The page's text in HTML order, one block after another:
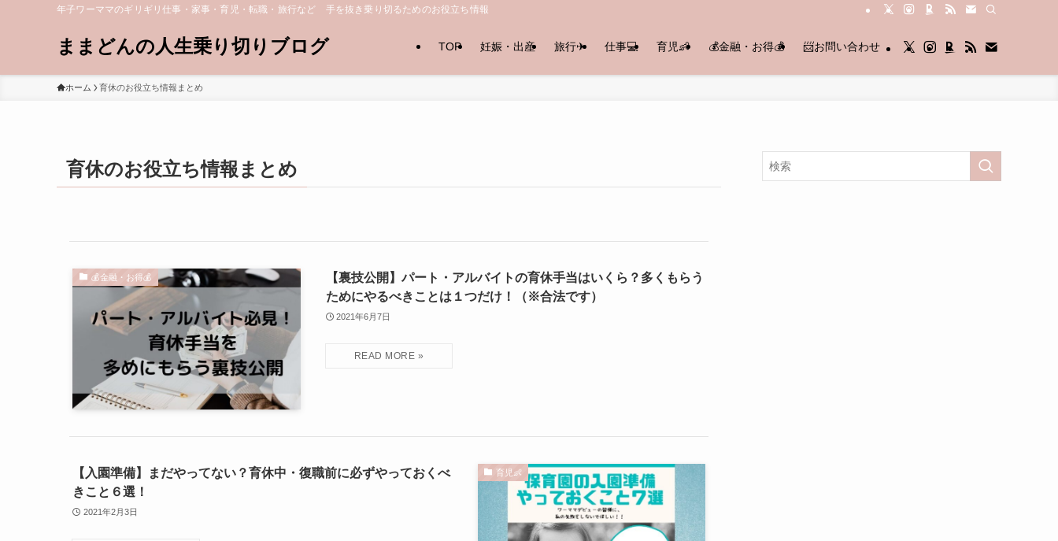
年子ワーママのギリギリ仕事・家事・育児・転職・旅行など 手を抜き乗り切るためのお役立ち情報
ままどんの人生乗り切りブログ TOP 妊娠・出産 旅行✈︎ 仕事💻 育児👶 💰金融・お得💰 📨お問い合わせ
ホーム 育休のお役立ち情報まとめ
育休のお役立ち情報まとめ
💰金融・お得💰
【裏技公開】パート・アルバイトの育休手当はいくら？多くもらう
ためにやるべきことは１つだけ！（※合法です）
2021年6月7日
育児👶
【入園準備】まだやってない？育休中・復職前に必ずやっておくべ
きこと６選！
2021年2月3日